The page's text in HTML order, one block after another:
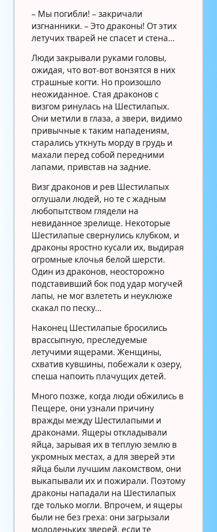
– Мы погибли! – закричали
изгнанники. – Это драконы! От этих
летучих тварей не спасет и стена…
Люди закрывали руками головы,
ожидая, что вот-вот вонзятся в них
страшные когти. Но произошло
неожиданное. Стая драконов с
визгом ринулась на Шестилапых.
Они метили в глаза, а звери, видимо
привычные к таким нападениям,
старались уткнуть морду в грудь и
махали перед собой передними
лапами, привстав на задние.
Визг драконов и рев Шестилапых
оглушали людей, но те с жадным
любопытством глядели на
невиданное зрелище. Некоторые
Шестилапые свернулись клубком, и
драконы яростно кусали их, выдирая
огромные клочья белой шерсти.
Один из драконов, неосторожно
подставивший бок под удар могучей
лапы, не мог взлететь и неуклюже
скакал по песку…
Наконец Шестилапые бросились
врассыпную, преследуемые
летучими ящерами. Женщины,
схватив кувшины, побежали к озеру,
спеша напоить плачущих детей.
Много позже, когда люди обжились в
Пещере, они узнали причину
вражды между Шестилапыми и
драконами. Ящеры откладывали
яйца, зарывая их в теплую землю в
укромных местах, а для зверей эти
яйца были лучшим лакомством, они
выкапывали их и пожирали. Поэтому
драконы нападали на Шестилапых
где только могли. Впрочем, и ящеры
были не без греха: они загрызали
молоденьких зверей, если те